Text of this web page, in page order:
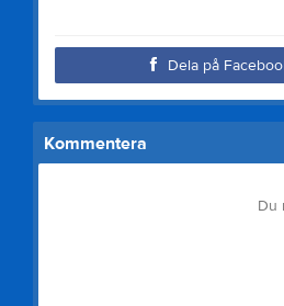
Dela på
Kommentera
Du